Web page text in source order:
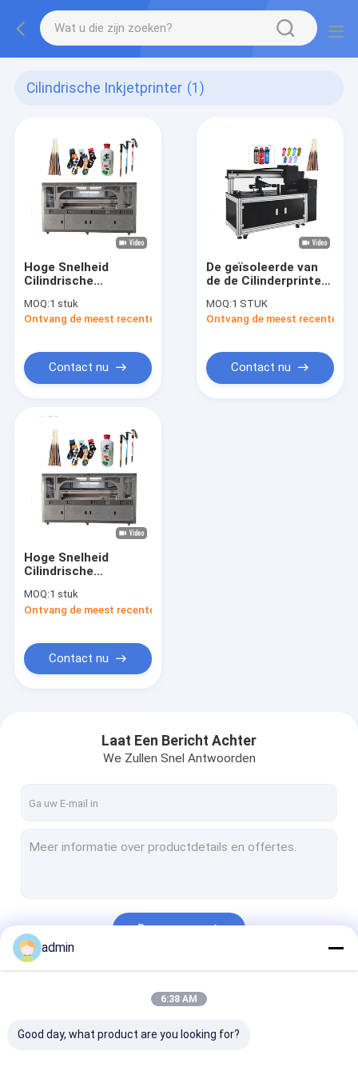
Cilindrische Inkjetprinter (1)
Hoge Snelheid
Cilindrische
MOQ:1 stuk
Ontvang de meest recente Prijs
Contact nu
De geïsoleerde van
de de Cilinderprinter
snelheid van de de
Dooswijn van Better
de Flessen Uvprinter
Printer van Multi
Function Inkjet
MOQ:1 STUK
Ontvang de meest recente
Contact nu
Hoge Snelheid
Cilindrische
MOQ:1 stuk
Ontvang de meest recente Prijs
Contact nu
Laat Een Bericht Achter
We Zullen Snel Antwoorden
Doorgaan
admin
6:38 AM
Good day, what product are you looking for?